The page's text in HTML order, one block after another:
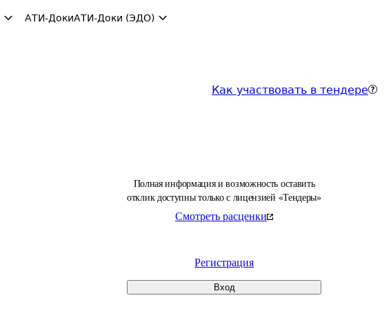
АТИ-ДокиАТИ-Доки (ЭДО)
Как участвовать в тендере
Полная информация и возможность оставить
отклик доступны только с лицензией «Тендеры»
Смотреть расценки
Регистрация
Вход